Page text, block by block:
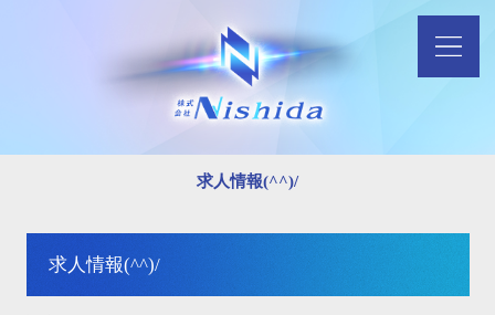
求人情報(^^)/
求人情報(^^)/